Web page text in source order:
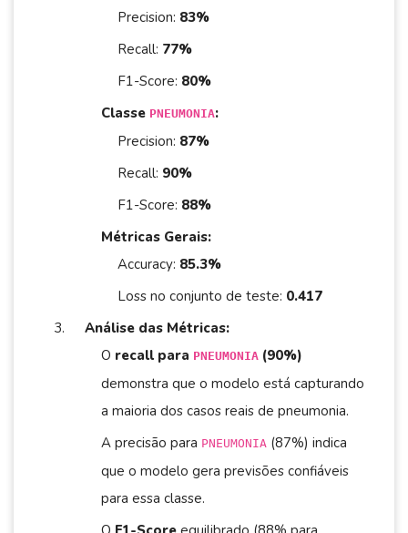
Precision: 83%
Recall: 77%
F1-Score: 80%
Classe PNEUMONIA:
Precision: 87%
Recall: 90%
F1-Score: 88%
Métricas Gerais:
Accuracy: 85.3%
Loss no conjunto de teste: 0.417
Análise das Métricas:
O recall para PNEUMONIA (90%)
demonstra que o modelo está capturando
a maioria dos casos reais de pneumonia.
A precisão para PNEUMONIA (87%) indica
que o modelo gera previsões confiáveis
para essa classe.